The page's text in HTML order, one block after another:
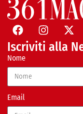
Iscriviti alla
Nome
Email